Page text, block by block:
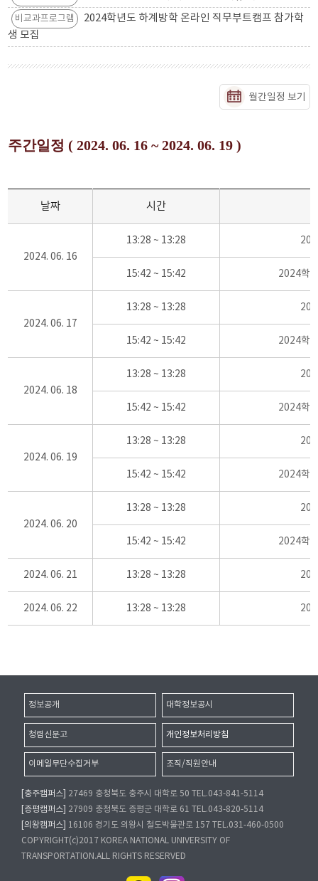
비교과프로그램
2024학년도 하계방학 온라인 직무부트캠프 참가학
생 모집
월간일정 보기
주간일정 ( 2024. 06. 16 ~ 2024. 06. 19 )
날짜 시간
2024. 06. 16
13:28 ~ 13:28
15:42 ~ 15:42 2024학
2024. 06. 17
13:28 ~ 13:28
15:42 ~ 15:42 2024학
2024. 06. 18
13:28 ~ 13:28
15:42 ~ 15:42 2024학
2024. 06. 19
13:28 ~ 13:28
15:42 ~ 15:42 2024학
2024. 06. 20
13:28 ~ 13:28
15:42 ~ 15:42 2024학
2024. 06. 21 13:28 ~ 13:28
2024. 06. 22 13:28 ~ 13:28
정보공개 대학정보공시
청렴신문고 개인정보처리방침
이메일무단수집거부 조직/직원안내
[충주캠퍼스]
27469 충청북도 충주시 대학로 50 TEL.043-841-5114
[증평캠퍼스]
27909 충청북도 증평군 대학로 61 TEL.043-820-5114
[의왕캠퍼스]
16106 경기도 의왕시 철도박물관로 157 TEL.031-460-0500
COPYRIGHT(c)2017 KOREA NATIONAL UNIVERSITY OF
TRANSPORTATION.ALL RIGHTS RESERVED